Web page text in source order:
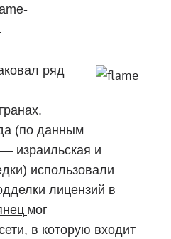
.
ряд
(по данным
израильская и
использовали
лицензий в
мог
в которую входит